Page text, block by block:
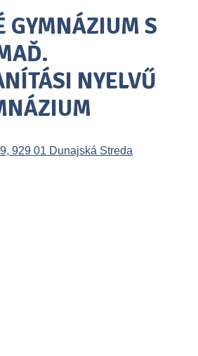
GYMNÁZIUM S
NYELVŰ
929 01 Dunajská Streda